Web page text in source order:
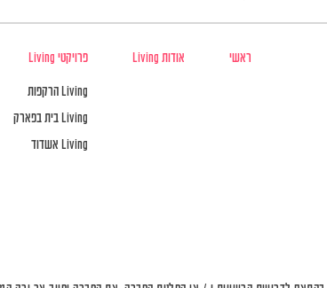
ראשי אודות Living פרויקטי Living
Living הרקפות
Living בית בפארק
Living אשדוד